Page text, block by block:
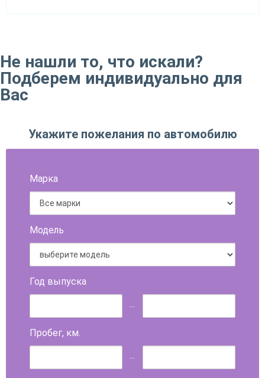
Не нашли то, что искали?
Подберем индивидуально для
Вас
Укажите пожелания по автомобилю
Марка
Модель
Год выпуска
...
Пробег, км.
...